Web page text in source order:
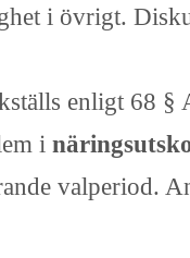
i övrigt.
enligt 68
i
valperiod.